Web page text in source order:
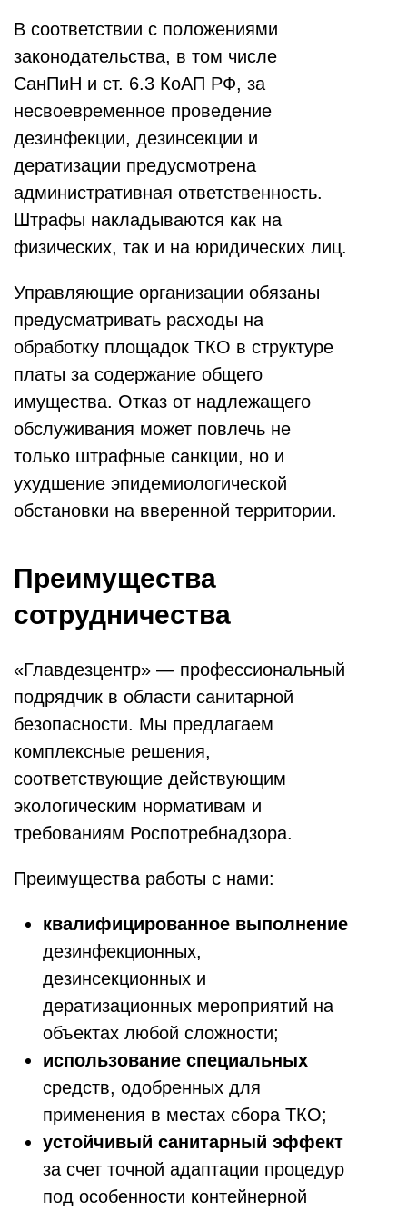
В соответствии с положениями
законодательства, в том числе
СанПиН и ст. 6.3 КоАП РФ, за
несвоевременное проведение
дезинфекции, дезинсекции и
дератизации предусмотрена
административная ответственность.
Штрафы накладываются как на
физических, так и на юридических лиц.
Управляющие организации обязаны
предусматривать расходы на
обработку площадок ТКО в структуре
платы за содержание общего
имущества. Отказ от надлежащего
обслуживания может повлечь не
только штрафные санкции, но и
ухудшение эпидемиологической
обстановки на вверенной территории.
Преимущества
сотрудничества
«Главдезцентр» — профессиональный
подрядчик в области санитарной
безопасности. Мы предлагаем
комплексные решения,
соответствующие действующим
экологическим нормативам и
требованиям Роспотребнадзора.
Преимущества работы с нами:
квалифицированное выполнение
дезинфекционных,
дезинсекционных и
дератизационных мероприятий на
объектах любой сложности;
использование специальных
средств, одобренных для
применения в местах сбора ТКО;
устойчивый санитарный эффект
за счет точной адаптации процедур
под особенности контейнерной